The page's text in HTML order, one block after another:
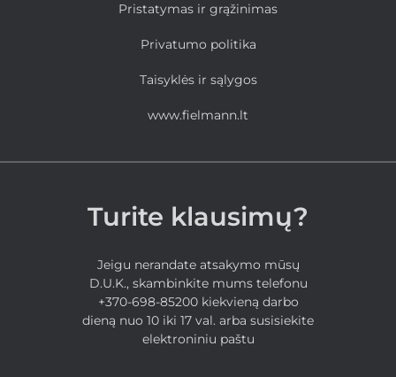
Pristatymas ir grąžinimas
Privatumo politika
Taisyklės ir sąlygos
www.fielmann.lt
Turite klausimų?
Jeigu nerandate atsakymo mūsų
D.U.K., skambinkite mums telefonu
+370-698-85200 kiekvieną darbo
dieną nuo 10 iki 17 val. arba susisiekite
elektroniniu paštu